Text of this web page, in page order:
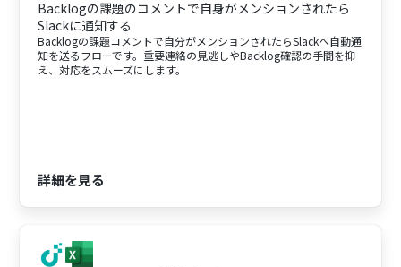
Backlogの課題のコメントで自身がメンションされたら
Slackに通知する
Backlogの課題コメントで自分がメンションされたらSlackへ自動通
知を送るフローです。重要連絡の見逃しやBacklog確認の手間を抑
え、対応をスムーズにします。
詳細を見る